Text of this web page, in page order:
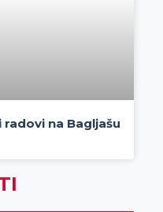
na Bagljašu